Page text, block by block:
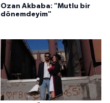
Ozan Akbaba: "Mutlu bir
dönemdeyim"